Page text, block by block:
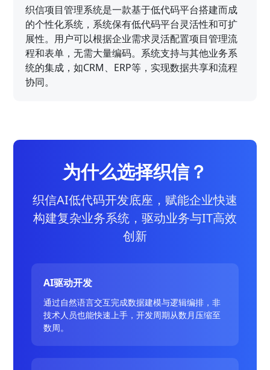
织信项目管理系统是一款基于低代码平台搭建而成
的个性化系统，系统保有低代码平台灵活性和可扩
展性。用户可以根据企业需求灵活配置项目管理流
程和表单，无需大量编码。系统支持与其他业务系
统的集成，如CRM、ERP等，实现数据共享和流程
协同。
为什么选择织信？
织信AI低代码开发底座，赋能企业快速
构建复杂业务系统，驱动业务与IT高效
创新
AI驱动开发
通过自然语言交互完成数据建模与逻辑编排，非
技术人员也能快速上手，开发周期从数月压缩至
数周。